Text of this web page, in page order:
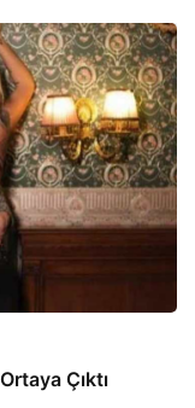
Çıktı